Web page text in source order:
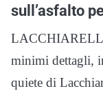
sull’asfalto
minimi dettagli,
quiete di